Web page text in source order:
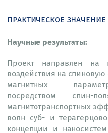
практическое
Научные результаты:
Проект направлен на
воздействия на спиновую
магнитных
посредством спин-
магнитотранспортных
волн суб- и
концепции и